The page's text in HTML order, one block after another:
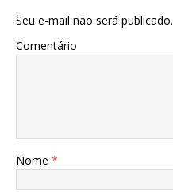
Seu e-mail não será publicado.
Comentário
Nome *